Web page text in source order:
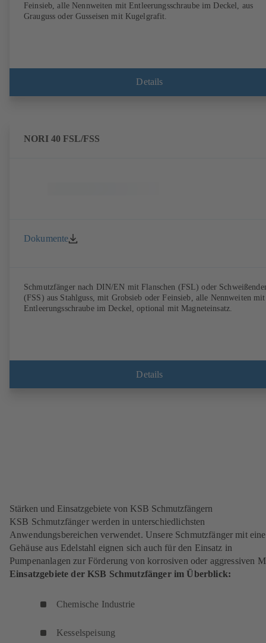
Feinsieb, alle Nennweiten mit Entleerungsschraube im Deckel, aus
Grauguss oder Gusseisen mit Kugelgrafit.
Details
NORI 40 FSL/FSS
Dokumente
Schmutzfänger nach DIN/EN mit Flanschen (FSL) oder
(FSS) aus Stahlguss, mit Grobsieb oder Feinsieb, alle Nennweiten mit
Entleerungsschraube im Deckel, optional mit Magneteinsatz.
Details
Stärken und Einsatzgebiete von KSB Schmutzfängern
KSB Schmutzfänger werden in unterschiedlichsten
Anwendungsbereichen verwendet. Unsere Schmutzfänger mit
Gehäuse aus Edelstahl eignen sich auch für den Einsatz in
Pumpenanlagen zur Förderung von korrosiven oder aggressiven
Einsatzgebiete der KSB Schmutzfänger im Überblick:
Chemische Industrie
Kesselspeisung